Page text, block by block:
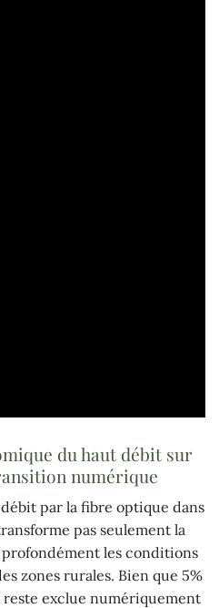
du haut débit sur
numérique
par la fibre optique dans
pas seulement la
les conditions
zones rurales. Bien que 5%
exclue numériquement